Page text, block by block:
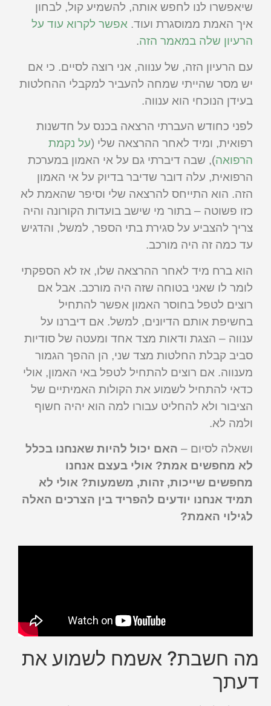
שיאפשרו לנו לחפש אותה, להשמיע קול, לבחון
איך האמת ממוסגרת ועוד. אפשר לקרוא עוד על
הרעיון שלה במאמר הזה.
עם הרעיון הזה, של ענווה, אני רוצה לסיים. כי אם
יש מסר שהייתי שמחה להעביר למקבלי ההחלטות
בעידן הנוכחי הוא ענווה.
לפני כחודש העברתי הרצאה בכנס על חדשנות
רפואית, ומיד לאחר ההרצאה שלי (על נקמת
הרפואה), שבה דיברתי גם על אי האמון במערכת
הרפואית, עלה דובר שדיבר בדיוק על אי האמון
הזה. הוא התייחס להרצאה שלי וסיפר שהאמת לא
כזו פשוטה – בתור מי שישב בועדות הקורונה והיה
צריך להצביע על סגירת בתי הספר, למשל, והדגיש
עד כמה זה היה מורכב.
הוא ברח מיד לאחר ההרצאה שלו, אז לא הספקתי
לומר לו שאני בטוחה שזה היה מורכב. אבל אם
רוצים לטפל בחוסר האמון אפשר להתחיל
בחשיפת אותם הדיונים, למשל. אם דיברנו על
ענווה – הצגת ודאות מצד אחד ומעטה של סודיות
סביב קבלת החלטות מצד שני, הן ההפך הגמור
מענווה. אם רוצים להתחיל לטפל באי האמון, אולי
כדאי להתחיל לשמוע את הקולות האמיתיים של
הציבור ולא להחליט עבורו למה הוא יהיה חשוף
ולמה לא.
ושאלה לסיום – האם יכול להיות שאנחנו בכלל
לא מחפשים אמת? אולי בעצם אנחנו
מחפשים שייכות, זהות, משמעות? אולי לא
תמיד אנחנו יודעים להפריד בין הצרכים האלה
לגילוי האמת?
מה חשבת? אשמח לשמוע את
דעתך